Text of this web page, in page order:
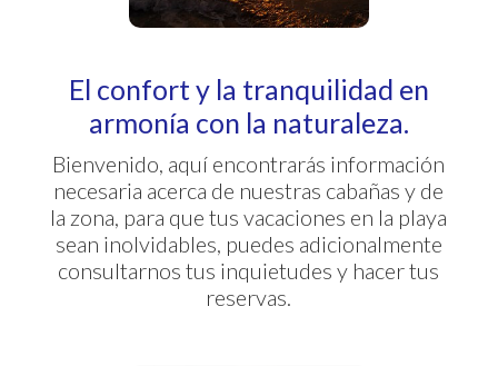
El confort y la tranquilidad en
armonía con la naturaleza.
Bienvenido, aquí encontrarás información
necesaria acerca de nuestras cabañas y de
la zona, para que tus vacaciones en la playa
sean inolvidables, puedes adicionalmente
consultarnos tus inquietudes y hacer tus
reservas.